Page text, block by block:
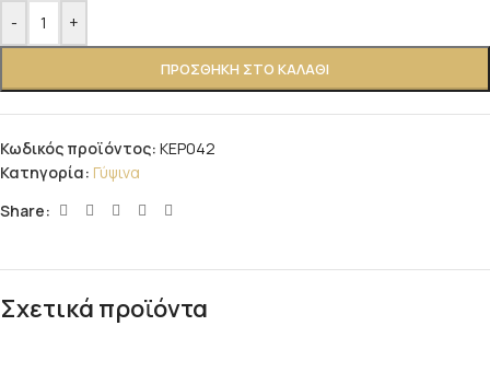
- +
ΠΡΟΣΘΉΚΗ ΣΤΟ ΚΑΛΆΘΙ
Κωδικός προϊόντος: ΚΕΡ042
Κατηγορία: Γύψινα
Share:
Σχετικά προϊόντα